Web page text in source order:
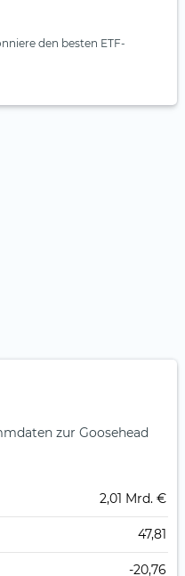
den besten ETF-
zur Goosehead
2,01 Mrd. €
47,81
-20,76